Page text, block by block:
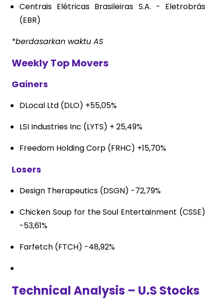
Centrais Elétricas Brasileiras S.A. - Eletrobrás
(EBR)
*berdasarkan waktu AS
Weekly Top Movers
Gainers
DLocal Ltd (DLO) +55,05%
LSI Industries Inc (LYTS) + 25,49%
Freedom Holding Corp (FRHC) +15,70%
Losers
Design Therapeutics (DSGN) -72,79%
Chicken Soup for the Soul Entertainment (CSSE)
-53,61%
Farfetch (FTCH) -48,92%
Technical Analysis – U.S Stocks